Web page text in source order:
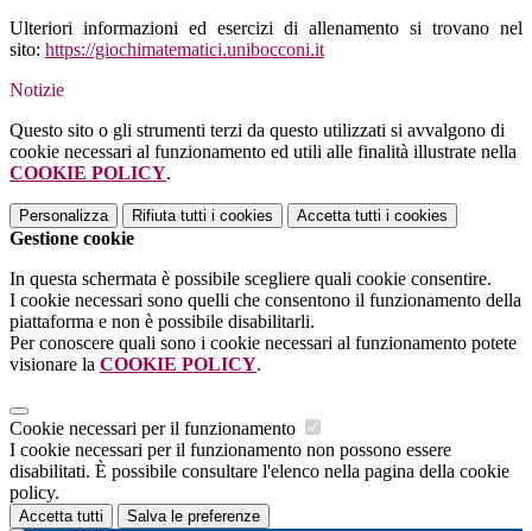
Ulteriori informazioni ed esercizi di allenamento si trovano nel
sito: https://giochimatematici.unibocconi.it
Notizie
Questo sito o gli strumenti terzi da questo utilizzati si avvalgono di
cookie necessari al funzionamento ed utili alle finalità illustrate nella
COOKIE POLICY.
Personalizza Rifiuta tutti i cookies Accetta tutti i cookies
Gestione cookie
In questa schermata è possibile scegliere quali cookie consentire.
I cookie necessari sono quelli che consentono il funzionamento della
piattaforma e non è possibile disabilitarli.
Per conoscere quali sono i cookie necessari al funzionamento potete
visionare la COOKIE POLICY.
Cookie necessari per il funzionamento
I cookie necessari per il funzionamento non possono essere
disabilitati. È possibile consultare l'elenco nella pagina della cookie
policy.
Accetta tutti Salva le preferenze